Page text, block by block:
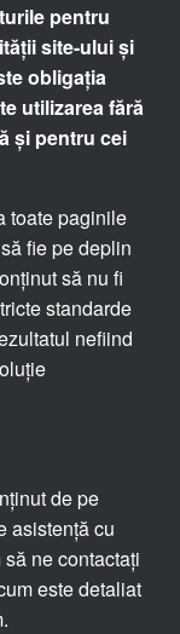
pentru
site-ului și
obligația
utilizarea fără
și pentru cei
toate paginile
fie pe deplin
să nu fi
standarde
nefiind
de pe
asistență cu
ne contactați
este detaliat